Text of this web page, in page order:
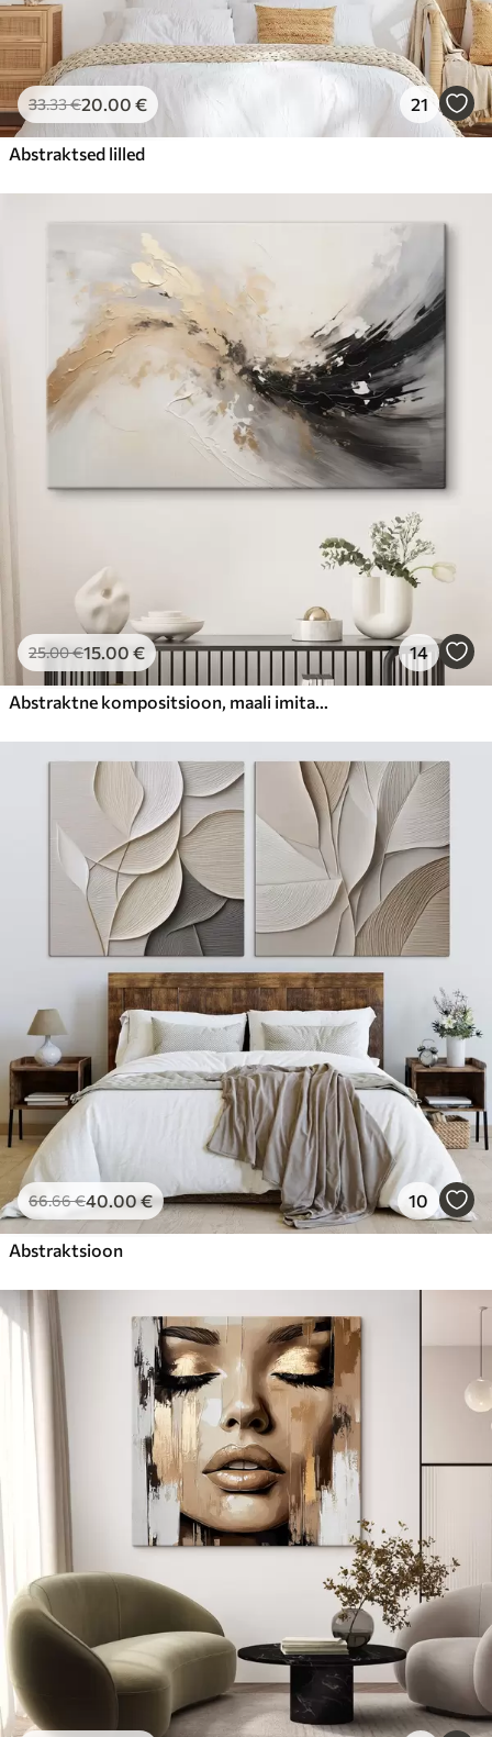
33.33€20.00 € 21
Abstraktsed lilled
25.00€15.00 € 14
Abstraktne kompositsioon, maali imitatsioon
66.66€40.00€ 10
Abstraktsioon